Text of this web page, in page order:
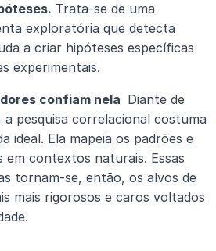
Trata-se de uma
exploratória que detecta
a criar hipóteses específicas
experimentais.
confiam nela Diante de
pesquisa correlacional costuma
ideal. Ela mapeia os padrões e
em contextos naturais. Essas
tornam-se, então, os alvos de
mais rigorosos e caros voltados